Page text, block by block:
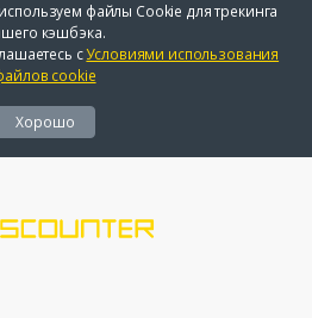
файлы Cookie для трекинга
кэшбэка.
сУсловиями использования
cookie
Хорошо